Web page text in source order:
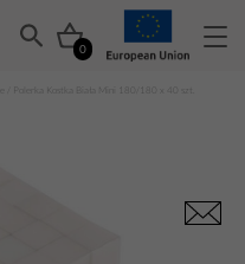
0
/ Polerka Kostka Biała Mini 180/180 x 40 szt.